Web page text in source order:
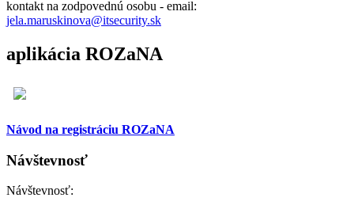
kontakt na zodpovednú osobu - email:
jela.maruskinova@itsecurity.sk
aplikácia ROZaNA
Návod na registráciu ROZaNA
Návštevnosť
Návštevnosť: